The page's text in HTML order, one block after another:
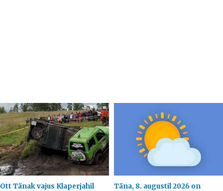
Ott Tänak vajus Klaperjahil
Täna, 8. augustil 2026 on